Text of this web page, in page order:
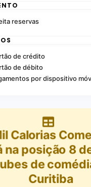
reservas
de crédito
de débito
por dispositivo
Calorias
na posição 8
de
Curitiba